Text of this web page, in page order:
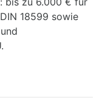
18599 sowie